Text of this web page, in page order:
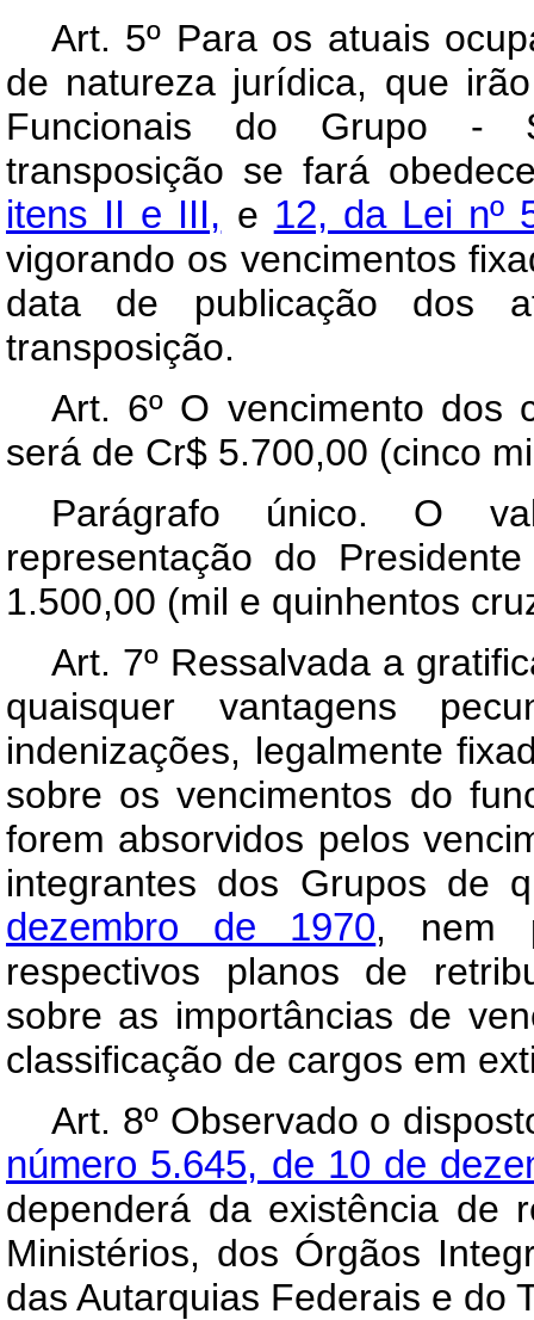
Art. 5º Para os atuais
de natureza jurídica, que
Funcionais do Grupo -
transposição se fará
itens II e III, e 12, da Lei nº
vigorando os vencimentos
data de publicação dos
transposição.
Art. 6º O vencimento dos
será de Cr$ 5.700,00 (cinco
Parágrafo único. O
representação do
1.500,00 (mil e quinhentos
Art. 7º Ressalvada a
quaisquer vantagens
indenizações, legalmente
sobre os vencimentos do
forem absorvidos pelos
integrantes dos Grupos de
dezembro de 1970, nem
respectivos planos de
sobre as importâncias de
classificação de cargos em
Art. 8º Observado o
número 5.645, de 10 de
dependerá da existência de
Ministérios, dos Órgãos
das Autarquias Federais e do